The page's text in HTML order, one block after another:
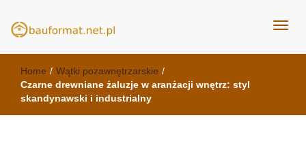
meble kuchenne Bauformat
Home / Wątki pozawnętrzarskie /
Czarne drewniane żaluzje w aranżacji wnętrz: styl
skandynawski i industrialny